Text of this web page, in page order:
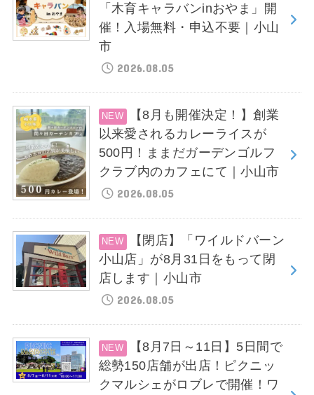
「木育キャラバンinおやま」開
催！入場無料・申込不要｜小山
市
2026.08.05
【8月も開催決定！】創業
以来愛されるカレーライスが
500円！ままだガーデンゴルフ
クラブ内のカフェにて｜小山市
2026.08.05
【閉店】「ワイルドバーン
小山店」が8月31日をもって閉
店します｜小山市
2026.08.05
【8月7日～11日】5日間で
総勢150店舗が出店！ピクニッ
クマルシェがロブレで開催！ワ